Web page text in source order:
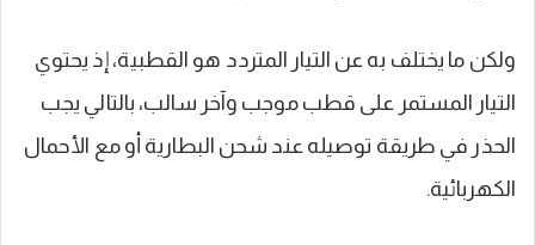
ولكن ما يختلف به عن التيار المتردد هو القطبية، إذ يحتوي
التيار المستمر على قطب موجب وآخر سالب، بالتالي يجب
الحذر في طريقة توصيله عند شحن البطارية أو مع الأحمال
الكهربائية.